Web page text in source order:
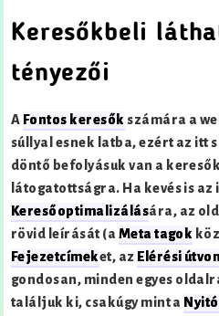
Keresőkbeli
tényezői
A Fontos keresők számára a
súllyal esnek latba, ezért az itt
döntő befolyásuk van a
látogatottságra. Ha kevés is az
Keresőoptimalizálására, az
rövid leírását (a Meta tagok
Fejezetcímeket, az Elérési
gondosan, minden egyes
találjuk ki, csakúgy mint a